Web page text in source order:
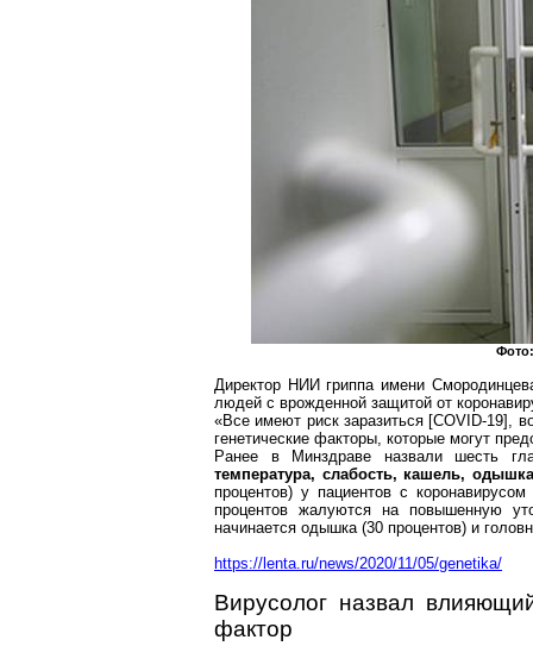
Директор НИИ гриппа имени
людей с врожденной защитой от
«Все имеют риск заразиться [COVID-19],
генетические факторы, которые могут
Ранее в Минздраве назвали шесть
температура, слабость, кашель,
процентов) у пациентов скоронавирусом
процентов жалуются на повышенную
начинается одышка (30 процентов) и
https://lenta.ru/news/2020/11/05/genetika/
Вирусолог назвал
фактор